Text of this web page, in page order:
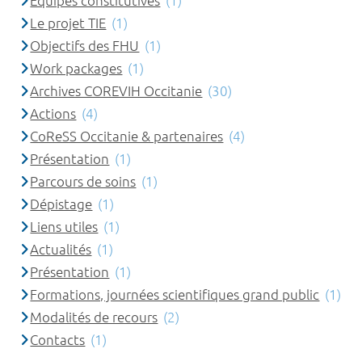
Le projet TIE (1)
Objectifs des FHU (1)
Work packages (1)
Archives COREVIH Occitanie (30)
Actions (4)
CoReSS Occitanie & partenaires (4)
Présentation (1)
Parcours de soins (1)
Dépistage (1)
Liens utiles (1)
Actualités (1)
Présentation (1)
Formations, journées scientifiques grand public (1)
Modalités de recours (2)
Contacts (1)